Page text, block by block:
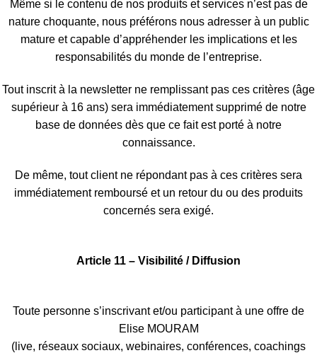
Même si le contenu de nos produits et services n’est pas de
nature choquante, nous préférons nous adresser à un public
mature et capable d’appréhender les implications et les
responsabilités du monde de l’entreprise.
Tout inscrit à la newsletter ne remplissant pas ces critères (âge
supérieur à 16 ans) sera immédiatement supprimé de notre
base de données dès que ce fait est porté à notre
connaissance.
De même, tout client ne répondant pas à ces critères sera
immédiatement remboursé et un retour du ou des produits
concernés sera exigé.
Article 11 – Visibilité / Diffusion
Toute personne s’inscrivant et/ou participant à une offre de
Elise MOURAM
(live, réseaux sociaux, webinaires, conférences, coachings